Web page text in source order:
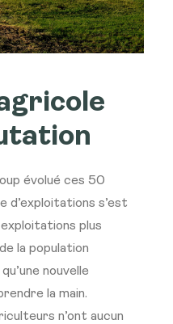
évolué ces 50
d’exploitations s’est
plus
la population
nouvelle
la main.
n’ont aucun